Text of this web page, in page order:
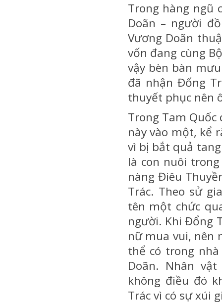
Trong hàng ngũ
Doãn – người
Vương Doãn
vốn đang cùng
vậy bèn bàn
đã nhận Đổng
thuyết phục nên
Trong Tam
này vào một, kể
vì bị bắt quả
là con nuôi
nàng Điêu
Trác. Theo sử
tên một chức
người. Khi Đổng
nữ mua vui, nên
thể có trong
Doãn. Nhân
không điều đó
Trác vì có sự xúi